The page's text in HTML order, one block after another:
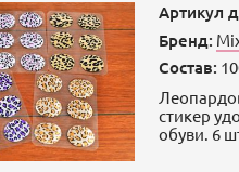
Артикул
Бренд:
Состав:
стикер
обуви. 6